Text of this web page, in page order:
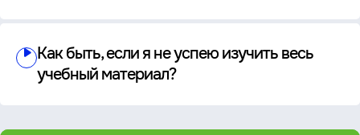
Как быть, если я не успею изучить весь
учебный материал?